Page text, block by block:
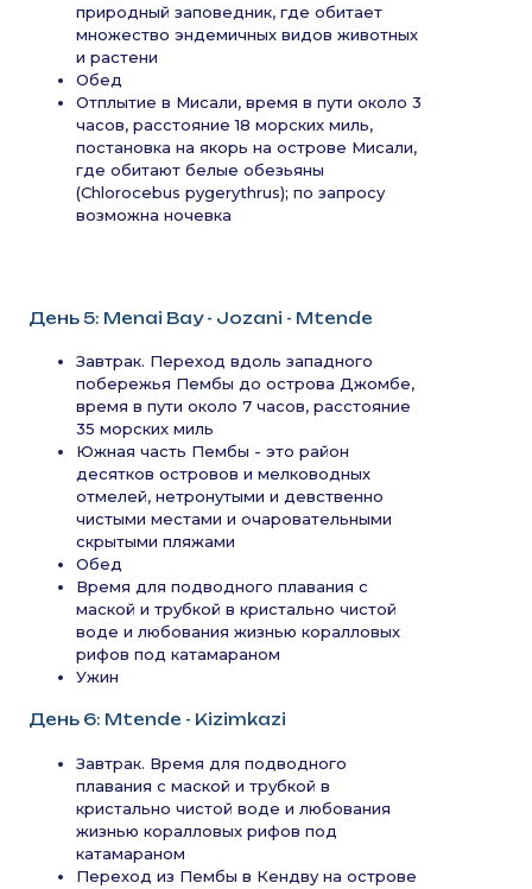
природный заповедник, где обитает
множество эндемичных видов животных
и растени
Обед
Отплытие в Мисали, время в пути около 3
часов, расстояние 18 морских миль,
постановка на якорь на острове Мисали,
где обитают белые обезьяны
(Chlorocebus pygerythrus); по запросу
возможна ночевка
День 5: Menai Bay - Jozani - Mtende
Завтрак. Переход вдоль западного
побережья Пембы до острова Джомбе,
время в пути около 7 часов, расстояние
35 морских миль
Южная часть Пембы - это район
десятков островов и мелководных
отмелей, нетронутыми и девственно
чистыми местами и очаровательными
скрытыми пляжами
Обед
Время для подводного плавания с
маской и трубкой в кристально чистой
воде и любования жизнью коралловых
рифов под катамараном
Ужин
День 6: Mtende - Kizimkazi
Завтрак. Время для подводного
плавания с маской и трубкой в
кристально чистой воде и любования
жизнью коралловых рифов под
катамараном
Переход из Пембы в Кендву на острове